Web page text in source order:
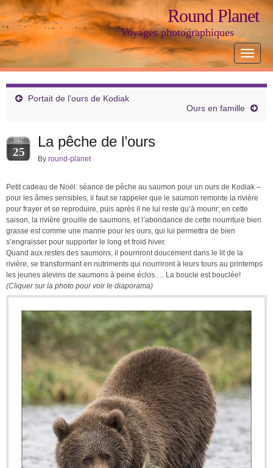
Toggle
Round Planet
Voyages photographiques
Portait de l’ours de Kodiak
Ours en famille
DEC
25
La pêche de l’ours
By round-planet
Petit cadeau de Noël: séance de pêche au saumon pour un ours de Kodiak –
pour les âmes sensibles, il faut se rappeler que le saumon remonte la rivière
pour frayer et se reproduire, puis après il ne lui reste qu’à mourir; en cette
saison, la rivière grouille de saumons, et l’abondance de cette nourriture bien
grasse est comme une manne pour les ours, qui lui permettra de bien
s’engraisser pour supporter le long et froid hiver.
Quand aux restes des saumons, il pourriront doucement dans le lit de la
rivière, se transformant en nutriments qui nourriront à leurs tours au printemps
les jeunes alevins de saumons à peine éclos…. La boucle est bouclée!
(Cliquer sur la photo pour voir le diaporama)